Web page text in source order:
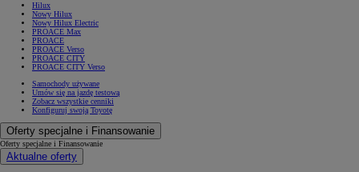
Hilux
Nowy Hilux
Nowy Hilux Electric
PROACE Max
PROACE
PROACE Verso
PROACE CITY
PROACE CITY Verso
Samochody używane
Umów się na jazdę testową
Zobacz wszystkie cenniki
Konfiguruj swoją Toyotę
Oferty specjalne i Finansowanie
Oferty specjalne i Finansowanie
Aktualne oferty